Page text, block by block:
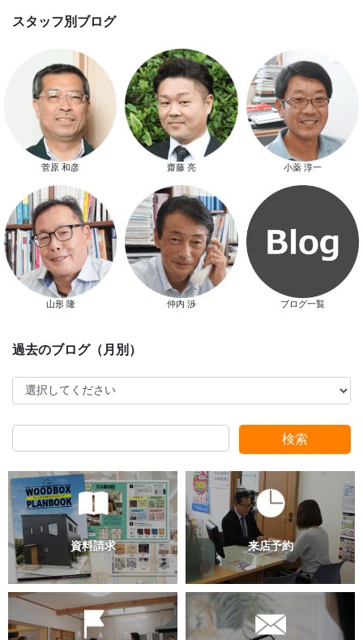
新春特別キャンペーン
菅原 和彦 齋藤 亮 小薬 淳一
山形 隆 仲内 渉 ブログ一覧
検索